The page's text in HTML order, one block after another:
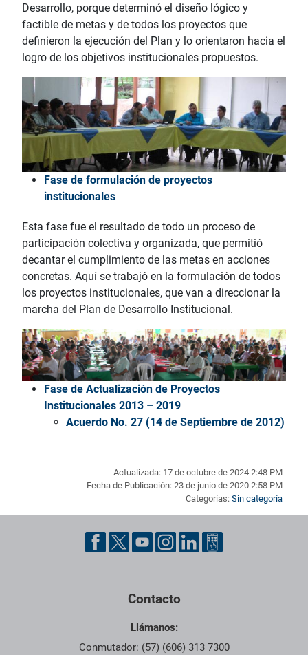
Desarrollo, porque determinó el diseño lógico y
factible de metas y de todos los proyectos que
definieron la ejecución del Plan y lo orientaron hacia el
logro de los objetivos institucionales propuestos.
Fase de formulación de proyectos
institucionales
Esta fase fue el resultado de todo un proceso de
participación colectiva y organizada, que permitió
decantar el cumplimiento de las metas en acciones
concretas. Aquí se trabajó en la formulación de todos
los proyectos institucionales, que van a direccionar la
marcha del Plan de Desarrollo Institucional.
Fase de Actualización de Proyectos
Institucionales 2013 – 2019
Acuerdo No. 27 (14 de Septiembre de 2012)
Actualizada: 17 de octubre de 2024 2:48 PM
Fecha de Publicación: 23 de junio de 2020 2:58 PM
Categorías: Sin categoría
Pie de página con información de contacto, redes sociales y
Contacto
Llámanos:
Conmutador: (57) (606) 313 7300